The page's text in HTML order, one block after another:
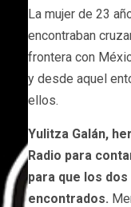
La mujer de 23
encontraban
frontera con
y desde aquel
ellos.
Yulitza Galán,
Radio para
para que los
encontrados.